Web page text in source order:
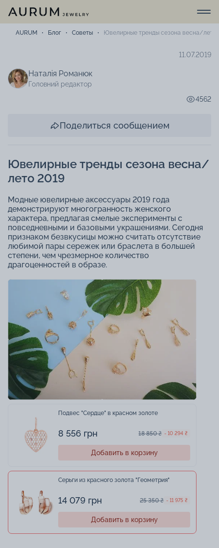
AURUM Блог Советы Ювелирные тренды сезона весна/лето
Ювелирные тренды сезона весна/
лето 2019
Модные ювелирные аксессуары 2019 года
демонстрируют многогранность женского
характера, предлагая смелые эксперименты с
повседневными и базовыми украшениями. Сегодня
признаком безвкусицы можно считать отсутствие
любимой пары сережек или браслета в большей
степени, чем чрезмерное количество
драгоценностей в образе.
Подвес "Сердце" в красном золоте
8 556 грн 18 850 ₴ - 10 294 ₴
Добавить в корзину
Серьги из красного золота "Геометрия"
14 079 грн 25 350 ₴ - 11 975 ₴
Добавить в корзину
11.07.2019
Наталія Романюк
Головний редактор
4562
Поделиться сообщением